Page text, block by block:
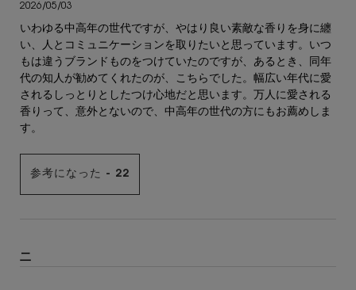
2026/05/03
いわゆる中高年の世代ですが、やはり良い素敵な香りを身に纏
い、人とコミュニケーションを取りたいと思っています。いつ
もは違うブランドものをつけていたのですが、あるとき、同年
代の知人が勧めてくれたのが、こちらでした。幅広い年代に愛
されるしっとりとしたつけ心地だと思います。万人に愛される
香りって、意外とないので、中高年の世代の方にもお薦めしま
す。
参考になった - 22
二